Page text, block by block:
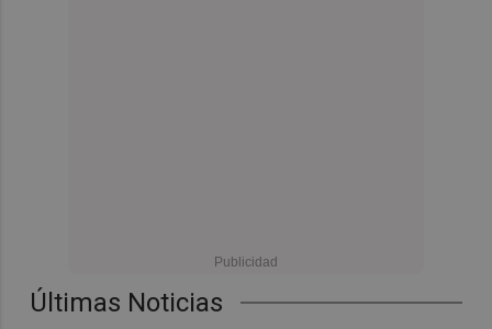
Últimas Noticias